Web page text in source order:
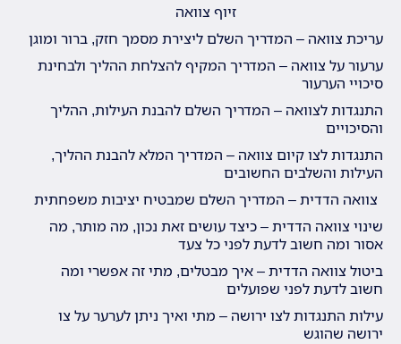
זיוף צוואה
עריכת צוואה – המדריך השלם ליצירת מסמך חזק, ברור ומוגן
ערעור על צוואה – המדריך המקיף להצלחת ההליך ולבחינת
סיכויי הערעור
התנגדות לצוואה – המדריך השלם להבנת העילות, ההליך
והסיכויים
התנגדות לצו קיום צוואה – המדריך המלא להבנת ההליך,
העילות והשלבים החשובים
צוואה הדדית – המדריך השלם שמבטיח יציבות משפחתית
שינוי צוואה הדדית – כיצד עושים זאת נכון, מה מותר, מה
אסור ומה חשוב לדעת לפני כל צעד
ביטול צוואה הדדית – איך מבטלים, מתי זה אפשרי ומה
חשוב לדעת לפני שפועלים
עילות התנגדות לצו ירושה – מתי ואיך ניתן לערער על צו
ירושה שהוגש